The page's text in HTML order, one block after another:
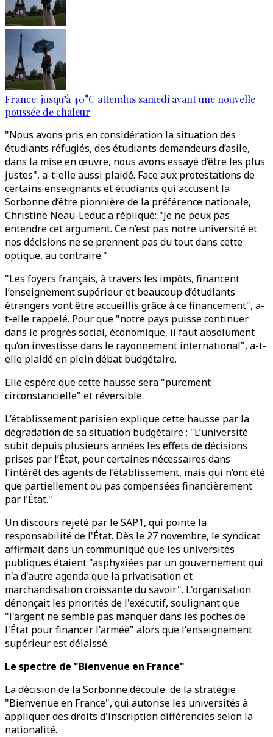
France: jusqu’à 40°C attendus samedi avant une nouvelle
poussée de chaleur
"Nous avons pris en considération la situation des
étudiants réfugiés, des étudiants demandeurs d’asile,
dans la mise en œuvre, nous avons essayé d’être les plus
justes", a-t-elle aussi plaidé. Face aux protestations de
certains enseignants et étudiants qui accusent la
Sorbonne d’être pionnière de la préférence nationale,
Christine Neau-Leduc a répliqué: "Je ne peux pas
entendre cet argument. Ce n’est pas notre université et
nos décisions ne se prennent pas du tout dans cette
optique, au contraire."
"Les foyers français, à travers les impôts, financent
l’enseignement supérieur et beaucoup d’étudiants
étrangers vont être accueillis grâce à ce financement", a-
t-elle rappelé. Pour que "notre pays puisse continuer
dans le progrès social, économique, il faut absolument
qu’on investisse dans le rayonnement international", a-t-
elle plaidé en plein débat budgétaire.
Elle espère que cette hausse sera "purement
circonstancielle" et réversible.
L’établissement parisien explique cette hausse par la
dégradation de sa situation budgétaire : "L’université
subit depuis plusieurs années les effets de décisions
prises par l’État, pour certaines nécessaires dans
l’intérêt des agents de l’établissement, mais qui n’ont été
que partiellement ou pas compensées financièrement
par l’État."
Un discours rejeté par le SAP1, qui pointe la
responsabilité de l'État. Dès le 27 novembre, le syndicat
affirmait dans un communiqué que les universités
publiques étaient "asphyxiées par un gouvernement qui
n'a d'autre agenda que la privatisation et
marchandisation croissante du savoir". L'organisation
dénonçait les priorités de l'exécutif, soulignant que
"l'argent ne semble pas manquer dans les poches de
l'État pour financer l'armée" alors que l'enseignement
supérieur est délaissé.
Le spectre de "Bienvenue en France"
La décision de la Sorbonne découle de la stratégie
"Bienvenue en France", qui autorise les universités à
appliquer des droits d'inscription différenciés selon la
nationalité.